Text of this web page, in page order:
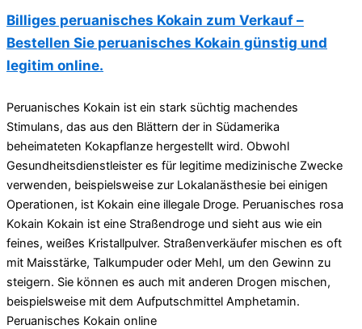
Billiges peruanisches Kokain zum Verkauf –
Bestellen Sie peruanisches Kokain günstig und
legitim online.
Peruanisches Kokain ist ein stark süchtig machendes
Stimulans, das aus den Blättern der in Südamerika
beheimateten Kokapflanze hergestellt wird. Obwohl
Gesundheitsdienstleister es für legitime medizinische Zwecke
verwenden, beispielsweise zur Lokalanästhesie bei einigen
Operationen, ist Kokain eine illegale Droge. Peruanisches rosa
Kokain Kokain ist eine Straßendroge und sieht aus wie ein
feines, weißes Kristallpulver. Straßenverkäufer mischen es oft
mit Maisstärke, Talkumpuder oder Mehl, um den Gewinn zu
steigern. Sie können es auch mit anderen Drogen mischen,
beispielsweise mit dem Aufputschmittel Amphetamin.
Peruanisches Kokain online